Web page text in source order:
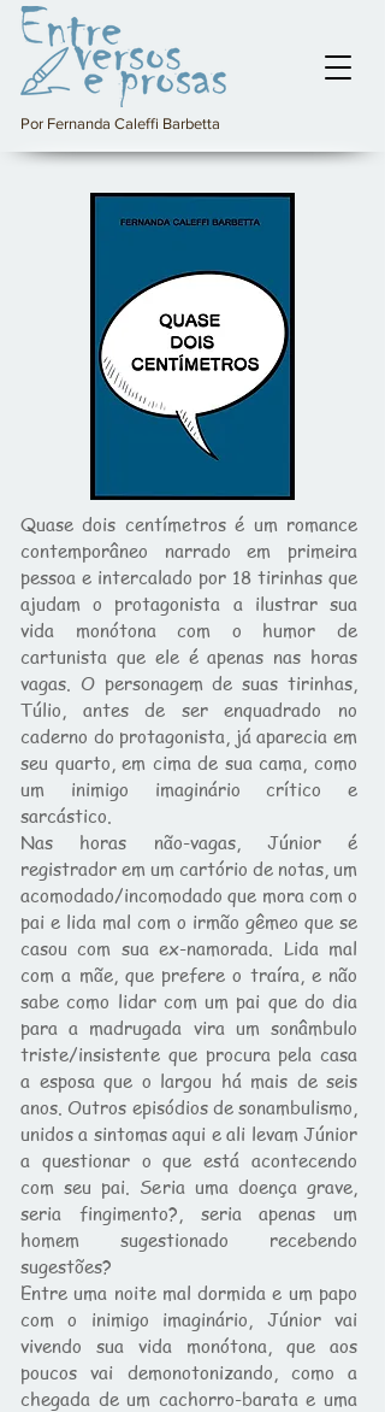
Por Fernanda Caleffi Barbetta
Quase dois centímetros é um romance
contemporâneo narrado em primeira
pessoa e intercalado por 18 tirinhas que
ajudam o protagonista a ilustrar sua
vida monótona com o humor de
cartunista que ele é apenas nas horas
vagas. O personagem de suas tirinhas,
Túlio, antes de ser enquadrado no
caderno do protagonista, já aparecia em
seu quarto, em cima de sua cama, como
um inimigo imaginário crítico e
sarcástico.
Nas horas não-vagas, Júnior é
registrador em um cartório de notas, um
acomodado/incomodado que mora com o
pai e lida mal com o irmão gêmeo que se
casou com sua ex-namorada. Lida mal
com a mãe, que prefere o traíra, e não
sabe como lidar com um pai que do dia
para a madrugada vira um sonâmbulo
triste/insistente que procura pela casa
a esposa que o largou há mais de seis
anos. Outros episódios de sonambulismo,
unidos a sintomas aqui e ali levam Júnior
a questionar o que está acontecendo
com seu pai. Seria uma doença grave,
seria fingimento?, seria apenas um
homem sugestionado recebendo
sugestões?
Entre uma noite mal dormida e um papo
com o inimigo imaginário, Júnior vai
vivendo sua vida monótona, que aos
poucos vai demonotonizando, como a
chegada de um cachorro-barata e uma